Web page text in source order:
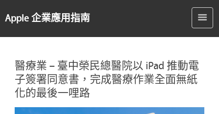
Apple 企業應用指南
醫療業 – 臺中榮民總醫院以 iPad 推動電
子簽署同意書，完成醫療作業全面無紙
化的最後一哩路